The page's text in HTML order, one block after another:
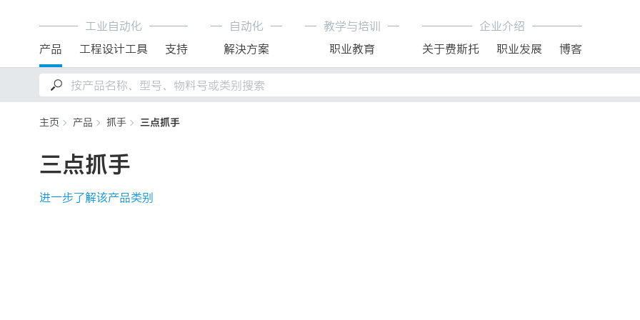
工业自动化
产品
工程设计工具 支持
自动化
解決方案
教学与培训
职业教育
企业介绍
关于费斯托
职业发展 博客
主页 产品 抓手 三点抓手
三点抓手
进一步了解该产品类别